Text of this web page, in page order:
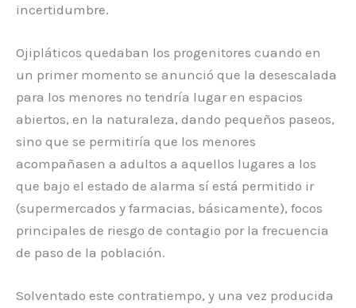
incertidumbre.
Ojipláticos quedaban los progenitores cuando en
un primer momento se anunció que la desescalada
para los menores no tendría lugar en espacios
abiertos, en la naturaleza, dando pequeños paseos,
sino que se permitiría que los menores
acompañasen a adultos a aquellos lugares a los
que bajo el estado de alarma sí está permitido ir
(supermercados y farmacias, básicamente), focos
principales de riesgo de contagio por la frecuencia
de paso de la población.
Solventado este contratiempo, y una vez producida